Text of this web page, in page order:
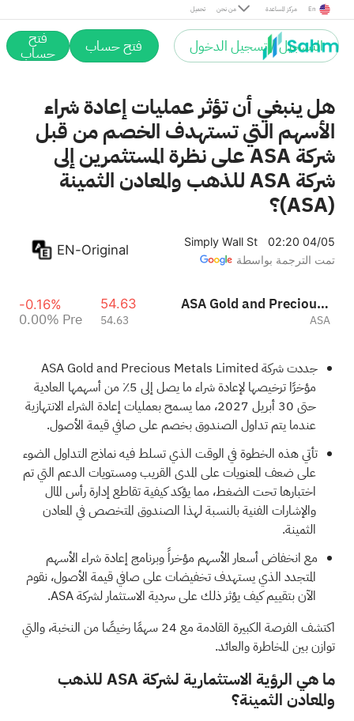
تحميل من نحن مركز المساعدة En
التسجيل / تسجيل الدخول فتح حساب فتح
حساب
هل ينبغي أن تؤثر عمليات إعادة شراء
الأسهم التي تستهدف الخصم من قبل
شركة ASA على نظرة المستثمرين إلى
شركة ASA للذهب والمعادن الثمينة
(ASA)؟
Simply Wall St
02:20 04/05
تمت الترجمة بواسطة
EN-Original
ASA Gold and Precious Metals Limited
ASA
54.63
54.63
-0.16%
0.00% Pre
جددت شركة ASA Gold and Precious Metals Limited
مؤخرًا ترخيصها لإعادة شراء ما يصل إلى 5٪ من أسهمها العادية
حتى 30 أبريل 2027، مما يسمح بعمليات إعادة الشراء الانتهازية
عندما يتم تداول الصندوق بخصم على صافي قيمة الأصول.
تأتي هذه الخطوة في الوقت الذي تسلط فيه نماذج التداول الضوء
على ضعف المعنويات على المدى القريب ومستويات الدعم التي تم
اختبارها تحت الضغط، مما يؤكد كيفية تقاطع إدارة رأس المال
والإشارات الفنية بالنسبة لهذا الصندوق المتخصص في المعادن
الثمينة.
مع انخفاض أسعار الأسهم مؤخراً وبرنامج إعادة شراء الأسهم
المتجدد الذي يستهدف تخفيضات على صافي قيمة الأصول، نقوم
الآن بتقييم كيف يؤثر ذلك على سردية الاستثمار لشركة ASA.
اكتشف الفرصة الكبيرة القادمة مع 24 سهمًا رخيصًا من النخبة،
والتي
توازن بين المخاطرة والعائد.
ما هي الرؤية الاستثمارية لشركة ASA للذهب
والمعادن الثمينة؟